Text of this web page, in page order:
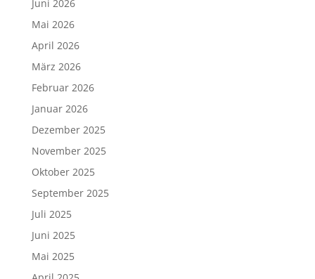
Juni 2026
Mai 2026
April 2026
März 2026
Februar 2026
Januar 2026
Dezember 2025
November 2025
Oktober 2025
September 2025
Juli 2025
Juni 2025
Mai 2025